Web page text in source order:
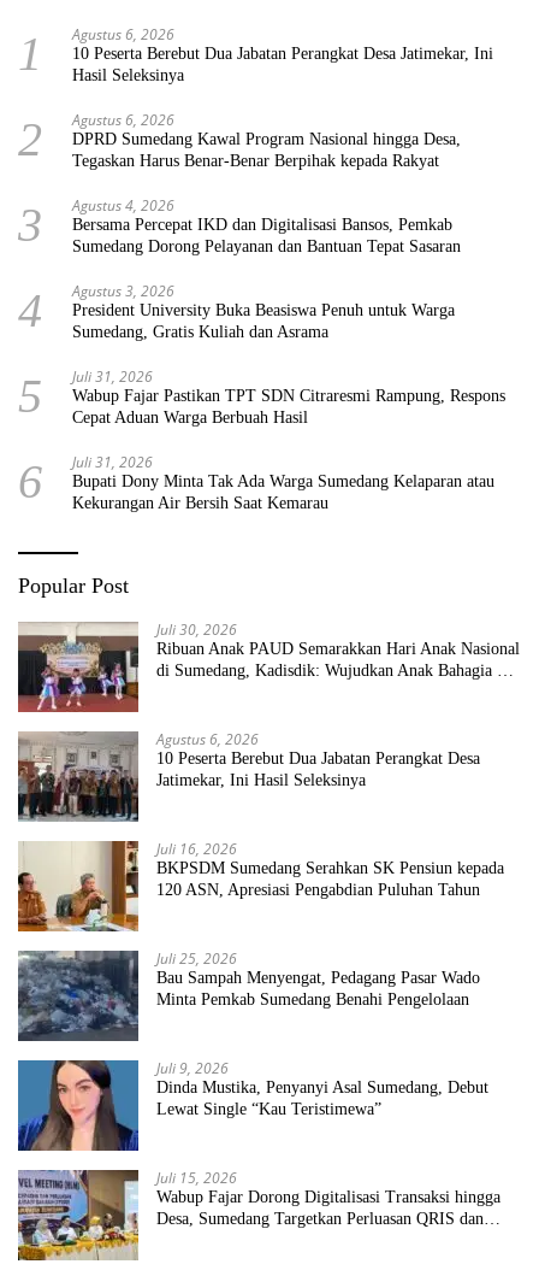
1 Agustus 6, 2026
10 Peserta Berebut Dua Jabatan Perangkat Desa Jatimekar, Ini
Hasil Seleksinya
2 Agustus 6, 2026
DPRD Sumedang Kawal Program Nasional hingga Desa,
Tegaskan Harus Benar-Benar Berpihak kepada Rakyat
3 Agustus 4, 2026
Bersama Percepat IKD dan Digitalisasi Bansos, Pemkab
Sumedang Dorong Pelayanan dan Bantuan Tepat Sasaran
4 Agustus 3, 2026
President University Buka Beasiswa Penuh untuk Warga
Sumedang, Gratis Kuliah dan Asrama
5 Juli 31, 2026
Wabup Fajar Pastikan TPT SDN Citraresmi Rampung, Respons
Cepat Aduan Warga Berbuah Hasil
6 Juli 31, 2026
Bupati Dony Minta Tak Ada Warga Sumedang Kelaparan atau
Kekurangan Air Bersih Saat Kemarau
Popular Post
Juli 30, 2026
Ribuan Anak PAUD Semarakkan Hari Anak Nasional
di Sumedang, Kadisdik: Wujudkan Anak Bahagia dan
Agustus 6, 2026
10 Peserta Berebut Dua Jabatan Perangkat Desa
Jatimekar, Ini Hasil Seleksinya
Juli 16, 2026
BKPSDM Sumedang Serahkan SK Pensiun kepada
120 ASN, Apresiasi Pengabdian Puluhan Tahun
Juli 25, 2026
Bau Sampah Menyengat, Pedagang Pasar Wado
Minta Pemkab Sumedang Benahi Pengelolaan
Juli 9, 2026
Dinda Mustika, Penyanyi Asal Sumedang, Debut
Lewat Single “Kau Teristimewa”
Juli 15, 2026
Wabup Fajar Dorong Digitalisasi Transaksi hingga
Desa, Sumedang Targetkan Perluasan QRIS dan